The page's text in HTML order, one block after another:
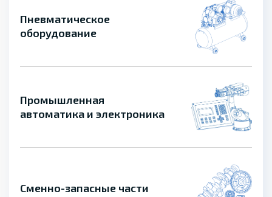
Пневматическое
оборудование
Промышленная
автоматика и электроника
Сменно-запасные части